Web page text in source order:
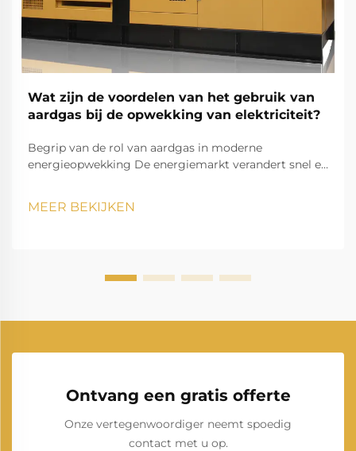
Wat zijn de voordelen van het gebruik van
aardgas bij de opwekking van elektriciteit?
Begrip van de rol van aardgas in moderne
energieopwekking De energiemarkt verandert snel en
wereldwijd streven naar schonere, efficiëntere...
MEER BEKIJKEN
Ontvang een gratis offerte
Onze vertegenwoordiger neemt spoedig
contact met u op.